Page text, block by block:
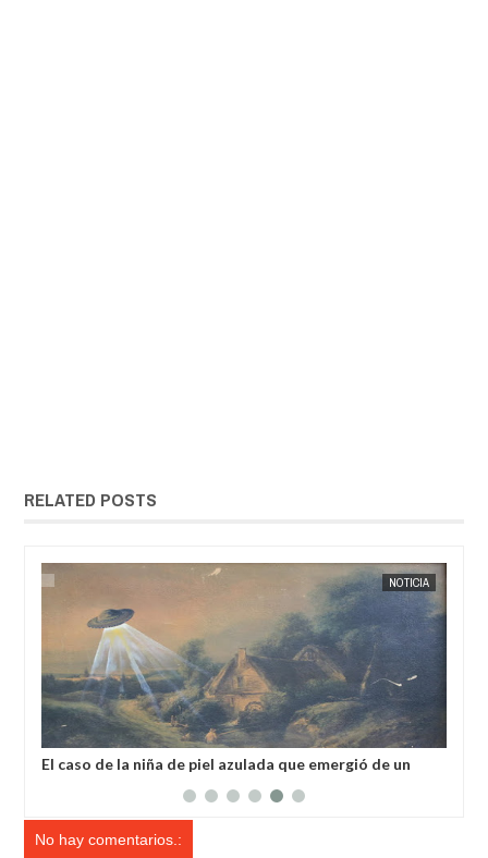
RELATED POSTS
OCT 19, 2024
NOTICIA
de la niña de piel azulada que emergió de un
Un
No hay comentarios.: